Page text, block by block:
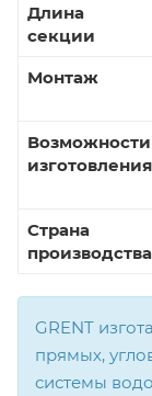
Длина
секции
Монтаж
Возможности
изготовления
Страна
производства
GRENT
прямых,
системы